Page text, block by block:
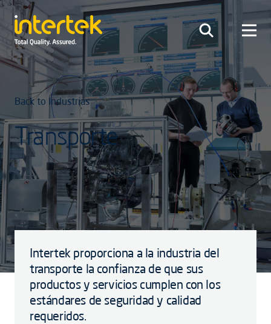
Back to Industrias
Transporte
Intertek proporciona a la industria del
transporte la confianza de que sus
productos y servicios cumplen con los
estándares de seguridad y calidad
requeridos.